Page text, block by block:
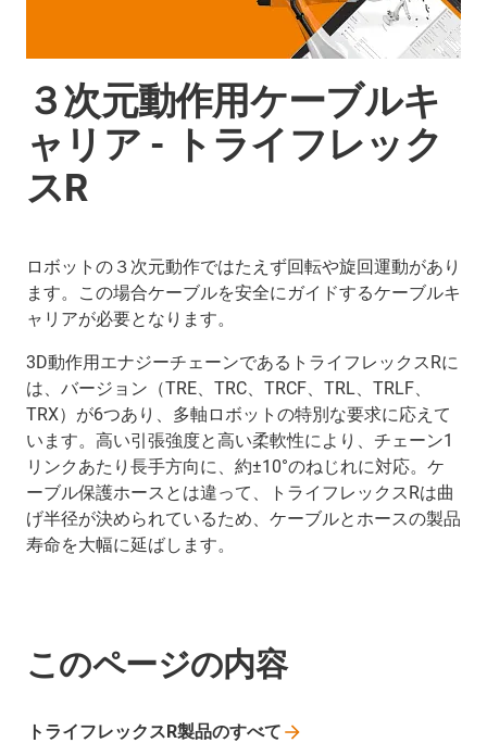
３次元動作用ケーブルキ
ャリア - トライフレック
スR
ロボットの３次元動作ではたえず回転や旋回運動があり
ます。この場合ケーブルを安全にガイドするケーブルキ
ャリアが必要となります。
3D動作用エナジーチェーンであるトライフレックスRに
は、バージョン（TRE、TRC、TRCF、TRL、TRLF、
TRX）が6つあり、多軸ロボットの特別な要求に応えて
います。高い引張強度と高い柔軟性により、チェーン1
リンクあたり長手方向に、約±10°のねじれに対応。ケ
ーブル保護ホースとは違って、トライフレックスRは曲
げ半径が決められているため、ケーブルとホースの製品
寿命を大幅に延ばします。
このページの内容
トライフレックスR製品のすべて